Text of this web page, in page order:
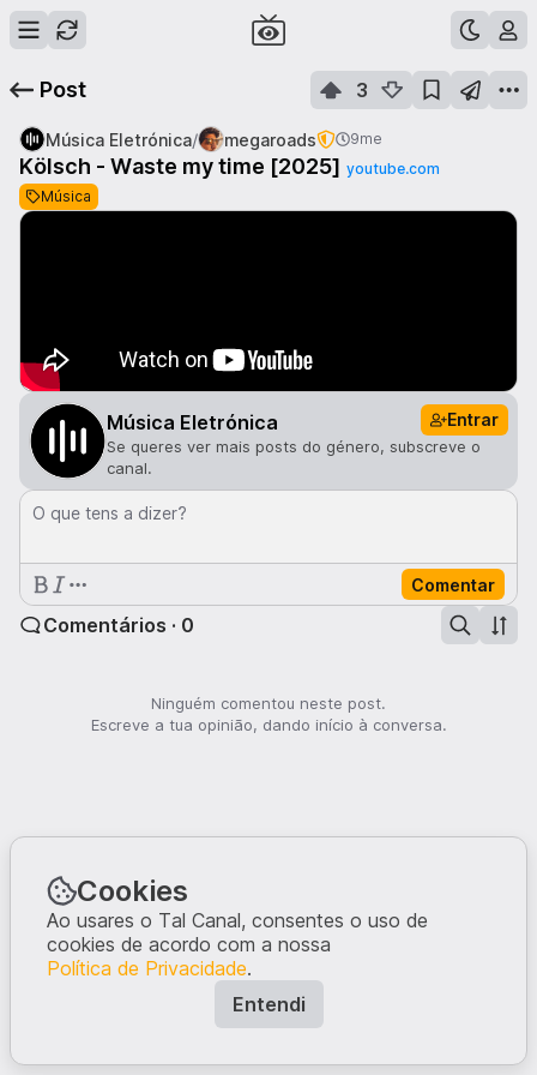
Post 3
Música Eletrónica/ megaroads 9me
Kölsch - Waste my time [2025] youtube.com
Música
Música Eletrónica Entrar
Se queres ver mais posts do género, subscreve o
canal.
O que tens a dizer?
Comentar
Comentários · 0
Ninguém comentou neste post.
Escreve a tua opinião, dando início à conversa.
Cookies
Ao usares o Tal Canal, consentes o uso de
cookies de acordo com a nossa
Política de Privacidade.
Entendi